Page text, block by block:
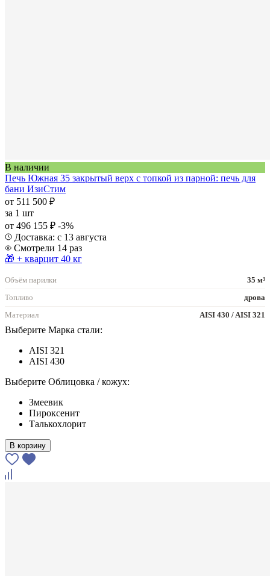
В наличии
Печь Южная 35 закрытый верх с топкой из парной: печь для
бани ИзиСтим
от 511 500 ₽
за 1 шт
от 496 155 ₽ -3%
Доставка: с 13 августа
Смотрели 14 раз
🎁 + кварцит 40 кг
Объём парилки
35 м³
Топливо
дрова
Материал
AISI 430 / AISI 321
Выберите Марка стали:
AISI 321
AISI 430
Выберите Облицовка / кожух:
Змеевик
Пироксенит
Талькохлорит
В корзину